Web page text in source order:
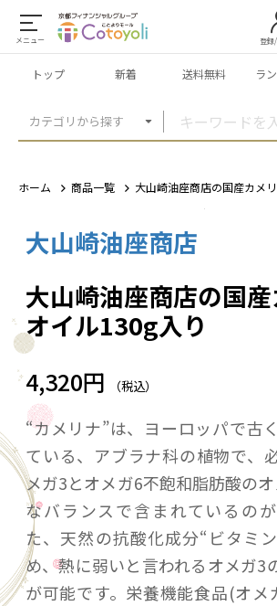
メニュー
カテゴリから探す
登録
トップ 新着 送料無料 ラ
ホーム 商品一覧 大山崎油座商店の国産カメ
大山崎油座商店
大山崎油座商店の国
オイル130g入り
4,320円 （税込）
“カメリナ”は、ヨーロッパで古
ている、アブラナ科の植物で、
メガ3とオメガ6不飽和脂肪酸の
なバランスで含まれているの
た、天然の抗酸化成分“ビタミ
め、熱に弱いと言われるオメガ3
が可能です。栄養機能食品(オメ